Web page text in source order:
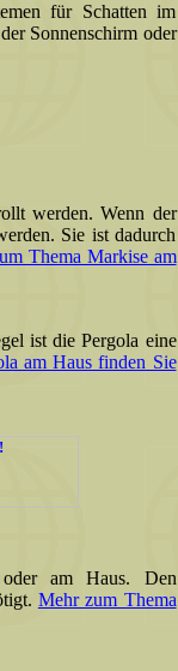
für Schatten im
Sonnenschirm oder
werden. Wenn der
Sie ist dadurch
Thema Markise am
ist die Pergola eine
am Haus finden Sie
oder am Haus. Den
Mehr zum Thema